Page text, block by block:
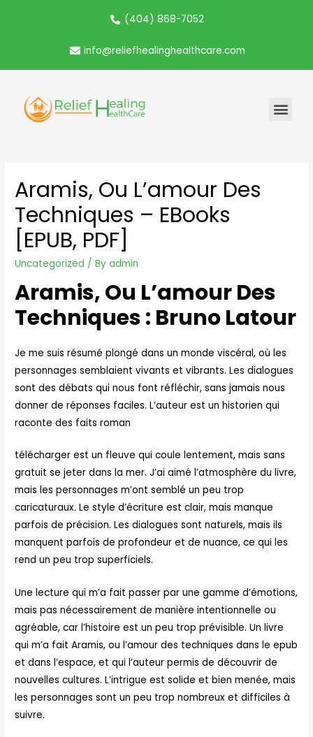
(404) 868-7052
info@reliefhealinghealthcare.com
Aramis, Ou L’amour Des
Techniques – EBooks
[EPUB, PDF]
Uncategorized / Byadmin
Aramis, Ou L’amour Des
Techniques : Bruno Latour
Je me suis résumé plongé dans un monde viscéral, où les
personnages semblaient vivants et vibrants. Les dialogues
sont des débats qui nous font réfléchir, sans jamais nous
donner de réponses faciles. L’auteur est un historien qui
raconte des faits roman
télécharger est un fleuve qui coule lentement, mais sans
gratuit se jeter dans la mer. J’ai aimé l’atmosphère du livre,
mais les personnages m’ont semblé un peu trop
caricaturaux. Le style d’écriture est clair, mais manque
parfois de précision. Les dialogues sont naturels, mais ils
manquent parfois de profondeur et de nuance, ce qui les
rend un peu trop superficiels.
Une lecture qui m’a fait passer par une gamme d’émotions,
mais pas nécessairement de manière intentionnelle ou
agréable, car l’histoire est un peu trop prévisible. Un livre
qui m’a fait Aramis, ou l’amour des techniques dans le epub
et dans l’espace, et qui l’auteur permis de découvrir de
nouvelles cultures. L’intrigue est solide et bien menée, mais
les personnages sont un peu trop nombreux et difficiles à
suivre.